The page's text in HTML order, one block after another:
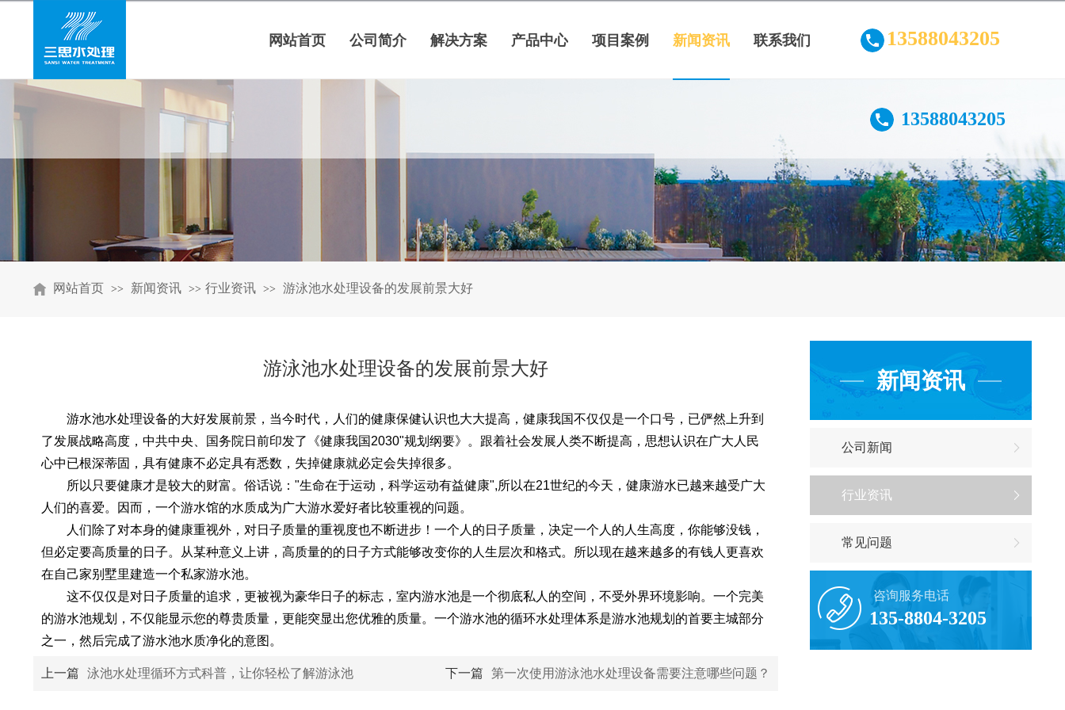
13588043205
网站首页 公司简介 解决方案 产品中心 项目案例 新闻资讯 联系我们
13588043205
网站首页 >> 新闻资讯 >> 行业资讯 >> 游泳池水处理设备的发展前景大好
新闻资讯
公司新闻
行业资讯
常见问题
咨询服务电话
135-8804-3205
游泳池水处理设备的发展前景大好
游水池水处理设备的大好发展前景，当今时代，人们的健康保健认识也大大提高，健康我国不仅仅是一个口号，已俨然上升到
了发展战略高度，中共中央、国务院日前印发了《健康我国2030"规划纲要》。跟着社会发展人类不断提高，思想认识在广大人民
心中已根深蒂固，具有健康不必定具有悉数，失掉健康就必定会失掉很多。
所以只要健康才是较大的财富。俗话说："生命在于运动，科学运动有益健康",所以在21世纪的今天，健康游水已越来越受广大
人们的喜爱。因而，一个游水馆的水质成为广大游水爱好者比较重视的问题。
人们除了对本身的健康重视外，对日子质量的重视度也不断进步！一个人的日子质量，决定一个人的人生高度，你能够没钱，
但必定要高质量的日子。从某种意义上讲，高质量的的日子方式能够改变你的人生层次和格式。所以现在越来越多的有钱人更喜欢
在自己家别墅里建造一个私家游水池。
这不仅仅是对日子质量的追求，更被视为豪华日子的标志，室内游水池是一个彻底私人的空间，不受外界环境影响。一个完美
的游水池规划，不仅能显示您的尊贵质量，更能突显出您优雅的质量。一个游水池的循环水处理体系是游水池规划的首要主城部分
之一，然后完成了游水池水质净化的意图。
上一篇 泳池水处理循环方式科普，让你轻松了解游泳池 下一篇 第一次使用游泳池水处理设备需要注意哪些问题？